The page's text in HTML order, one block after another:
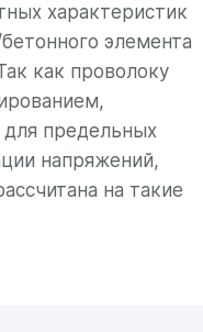
характеристик
элемента
как проволоку
предельных
напряжений,
на такие